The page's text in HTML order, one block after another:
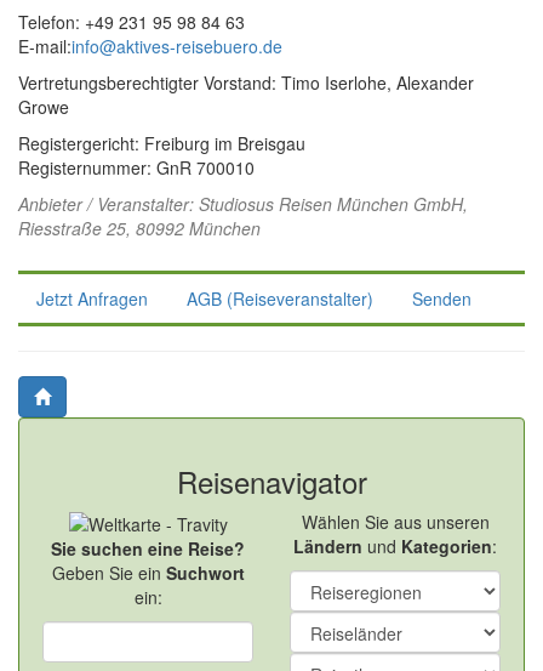
Telefon: +49 231 95 98 84 63
E-mail:info@aktives-reisebuero.de
Vertretungsberechtigter Vorstand: Timo Iserlohe, Alexander
Growe
Registergericht: Freiburg im Breisgau
Registernummer: GnR 700010
Anbieter / Veranstalter: Studiosus Reisen München GmbH,
Riesstraße 25, 80992 München
Jetzt Anfragen AGB (Reiseveranstalter) Senden
Reisenavigator
Sie suchen eine Reise?
Geben Sie ein Suchwort
ein:
Wählen Sie aus unseren
Ländern und Kategorien: